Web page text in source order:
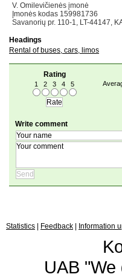
V. Omilevičienės įmonė
Įmonės kodas 159981736
Savanorių pr. 110-1, LT-44147,
Headings
Rental of buses, cars, limos
Rating
1 2 3 4 5
Write comment
Statistics Feedback Information
UAB